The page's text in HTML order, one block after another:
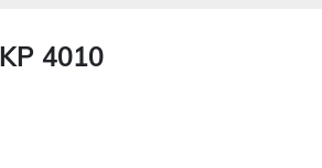
4010